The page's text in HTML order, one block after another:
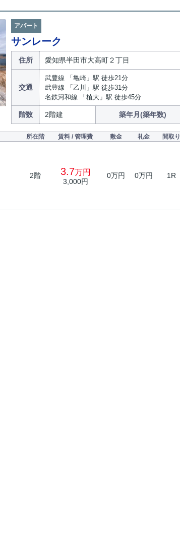
アパート
サンレーク
住所 愛知県半田市大高町２丁目
交通
武豊線 「亀崎」駅 徒歩21分
武豊線 「乙川」駅 徒歩31分
名鉄河和線 「植大」駅 徒歩45分
階数 2階建 築年月(築年数)
所在階 賃料 / 管理費 敷金 礼金 間取り
2階 3.7万円
3,000円
0万円 0万円 1R